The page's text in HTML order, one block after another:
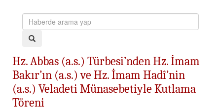
Hz. Abbas (a.s.) Türbesi’nden Hz. İmam
Bakır’ın (a.s.) ve Hz. İmam Hadî’nin
(a.s.) Veladeti Münasebetiyle Kutlama
Töreni